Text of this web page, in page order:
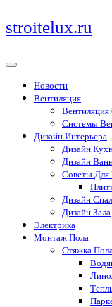
Перейти
к
stroitelux.ru
Новости
Вентиляция
Системы
Дизайн Интерьера
Дизайн
Дизайн
Советы
Дизайн
Дизайн Зала
Электрика
Монтаж Пола
Стяжка